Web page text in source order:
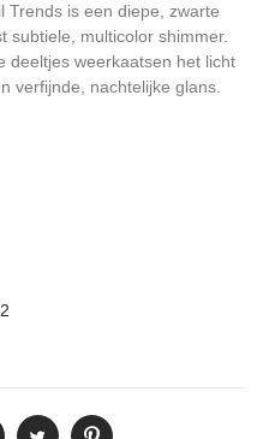
Trends is een diepe, zwarte
subtiele, multicolor shimmer.
deeltjes weerkaatsen het licht
verfijnde, nachtelijke glans.